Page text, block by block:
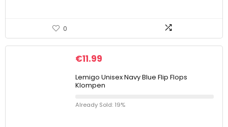
0
€11.99
Lemigo Unisex Navy Blue Flip Flops
Klompen
Already Sold: 19%